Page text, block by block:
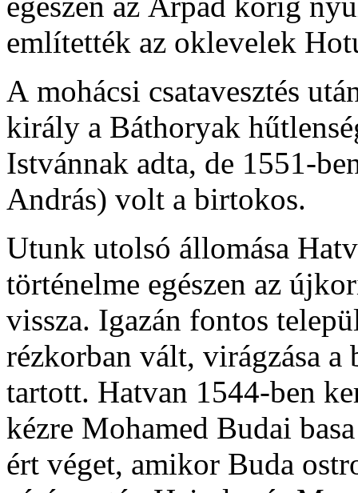
említették az oklevelek
A mohácsi csatavesztés
király a Báthoryak
Istvánnak adta, de 1551-
András) volt a birtokos.
Utunk utolsó állomása
történelme egészen az
vissza. Igazán fontos
rézkorban vált, virágzása a
tartott. Hatvan 1544-ben
kézre Mohamed Budai
ért véget, amikor Buda